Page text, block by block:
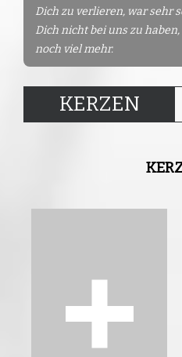
Dich zu verlieren, war sehr
Dich nicht bei uns zu haben,
noch viel mehr.
KERZEN